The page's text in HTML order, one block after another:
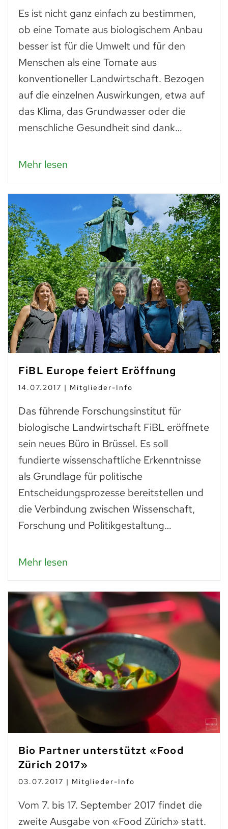
Es ist nicht ganz einfach zu bestimmen,
ob eine Tomate aus biologischem Anbau
besser ist für die Umwelt und für den
Menschen als eine Tomate aus
konventioneller Landwirtschaft. Bezogen
auf die einzelnen Auswirkungen, etwa auf
das Klima, das Grundwasser oder die
menschliche Gesundheit sind dank…
Mehr lesen
FiBL Europe feiert Eröffnung
14.07.2017 | Mitglieder-Info
Das führende Forschungsinstitut für
biologische Landwirtschaft FiBL eröffnete
sein neues Büro in Brüssel. Es soll
fundierte wissenschaftliche Erkenntnisse
als Grundlage für politische
Entscheidungsprozesse bereitstellen und
die Verbindung zwischen Wissenschaft,
Forschung und Politikgestaltung…
Mehr lesen
Bio Partner unterstützt «Food
Zürich 2017»
03.07.2017 | Mitglieder-Info
Vom 7. bis 17. September 2017 findet die
zweite Ausgabe von «Food Zürich» statt.